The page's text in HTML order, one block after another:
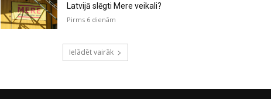
Latvijā slēgti Mere veikali?
Pirms 6 dienām
Ielādēt vairāk